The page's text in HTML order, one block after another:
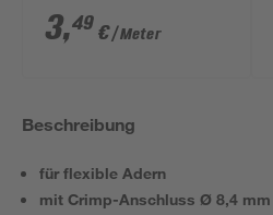
3,49 €/ Meter
Beschreibung
für flexible Adern
mit Crimp-Anschluss Ø 8,4 mm